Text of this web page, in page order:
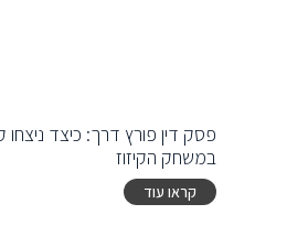
פסק דין פורץ דרך: כיצד ניצחו
במשחק הקיזוז
קראו עוד